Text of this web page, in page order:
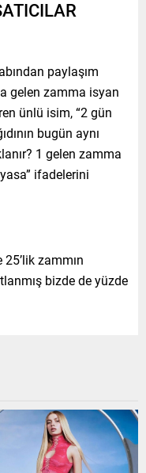
paylaşım
gelen zamma isyan
ünlü isim, “2 gün
bugün aynı
1 gelen zamma
ifadelerini
zammın
bizde de yüzde